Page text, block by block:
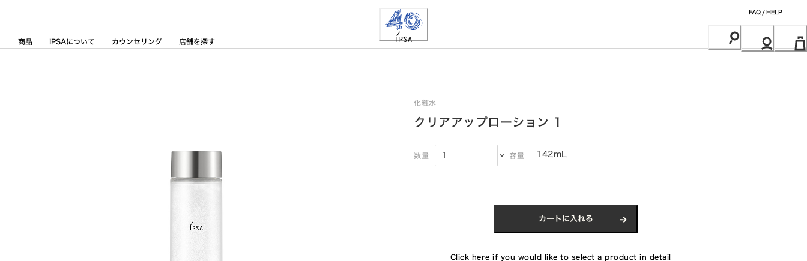
商品 IPSAについて カウンセリング 店舗を探す
FAQ / HELP
化粧水
クリアアップローション 1
数量 容量 142mL
カートに入れる
Click here if you would like to select a product in detail